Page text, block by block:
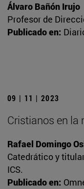
Álvaro Bañón Irujo
Profesor de
Publicado en:
09 | 11 | 2023
Cristianos en la
Rafael Domingo
Catedrático y
ICS.
Publicado en: